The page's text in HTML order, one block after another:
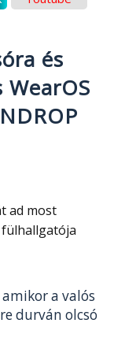
és
ad most
fülhallgatója
amikor a valós
durván olcsó